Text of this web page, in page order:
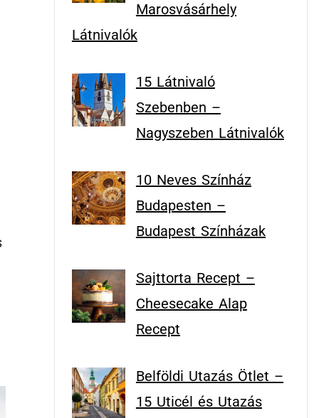
Marosvásárhely
Látnivalók
15 Látnivaló
Szebenben –
Nagyszeben Látnivalók
10 Neves Színház
Budapesten –
Budapest Színházak
Sajttorta Recept –
Cheesecake Alap
Recept
Belföldi Utazás Ötlet –
15 Uticél és Utazás